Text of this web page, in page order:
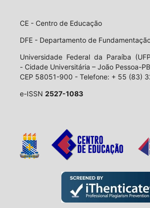
CE - Centro de Educação
DFE - Departamento de
Universidade Federal da Paraíba
- Cidade Universitária – João Pessoa-PB
CEP 58051-900 - Telefone: + 55 (83)
e-ISSN 2527-1083